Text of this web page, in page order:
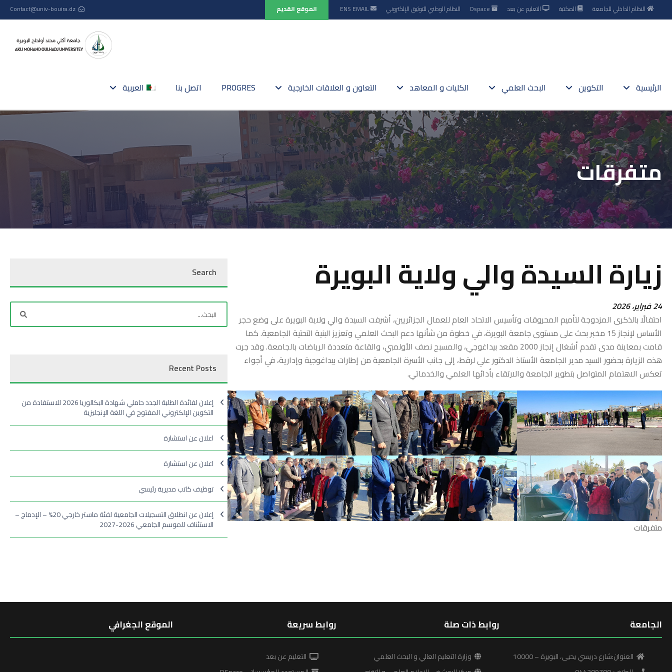
Contact@univ-bouira.dz النظام الداخلي للجامعة المكتبة التعليم عن بعد Dspace النظام الوطني للتوثيق الإلكتروني EMAIL
ENS الموقع القديم
الرئيسية التكوين البحث العلمي الكليات و المعاهد التعاون و العلاقات الخارجية PROGRES اتصل بنا العربية
متفرقات
زيارة السيدة والي ولاية البويرة
24 فبراير، 2026
احتفالًا بالذكرى المزدوجة لتأميم المحروقات وتأسيس الاتحاد العام للعمال الجزائريين، أشرفت السيدة والي ولاية البويرة على وضع حجر
الأساس لإنجاز 15 مخبر بحث على مستوى جامعة البويرة، في خطوة من شأنها دعم البحث العلمي وتعزيز البنية التحتية الجامعية. كما
قامت بمعاينة مدى تقدم أشغال إنجاز 2000 مقعد بيداغوجي، والمسبح نصف الأولمبي، والقاعة متعددة الرياضات بالجامعة. وقد جرت
هذه الزيارة بحضور السيد مدير الجامعة الأستاذ الدكتور علي لرقط، إلى جانب الأسرة الجامعية من إطارات بيداغوجية وإدارية، في أجواء
تعكس الاهتمام المتواصل بتطوير الجامعة والارتقاء بأدائها العلمي والخدماتي.
متفرقات
Search
Recent Posts
إعلان لفائدة الطلبة الجدد حاملي شهادة البكالوريا 2026 للاستفادة من
التكوين الإلكتروني المفتوح في اللغة الإنجليزية
اعلان عن استشارة
اعلان عن استشارة
توظيف كاتب مديرية رئيسي
إعلان عن انطلاق التسجيلات الجامعية لفئة ماستر خارجي 20% – الإدماج –
الاستئناف للموسم الجامعي 2026-2027
الجامعة
العنوان:شارع دريسي يحيى، البويرة – 10000
روابط ذات صلة
وزارة التعليم العالي و البحث العلمي
روابط سريعة
التعليم عن بعد
الموقع الجغرافي